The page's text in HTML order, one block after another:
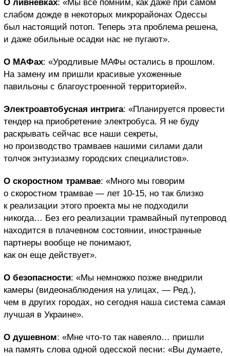
О ливневках: «Мы все помним, как даже при самом
слабом дожде в некоторых микрорайонах Одессы
был настоящий потоп. Теперь эта проблема решена,
и даже обильные осадки нас не пугают».
О МАФах: «Уродливые МАФы остались в прошлом.
На замену им пришли красивые ухоженные
павильоны с благоустроенной территорией».
Электроавтобусная интрига: «Планируется провести
тендер на приобретение электробуса. Я не буду
раскрывать сейчас все наши секреты,
но производство трамваев нашими силами дали
толчок энтузиазму городских специалистов».
О скоростном трамвае: «Много мы говорим
о скоростном трамвае — лет 10-15, но так близко
к реализации этого проекта мы не подходили
никогда… Без его реализации трамвайный путепровод
находится в плачевном состоянии, иностранные
партнеры вообще не понимают,
как он еще действует».
О безопасности: «Мы немножко позже внедрили
камеры (видеонаблюдения на улицах, — Ред.),
чем в других городах, но сегодня наша система самая
лучшая в Украине».
О душевном: «Мне что-то так навеяло… пришли
на память слова одной одесской песни: «Вы думаете,